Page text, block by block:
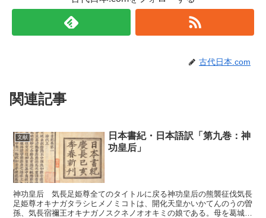
古代日本.com
関連記事
文献
日本書紀・日本語訳「第九巻：神
功皇后」
神功皇后 気長足姫尊全てのタイトルに戻る神功皇后の熊襲征伐気長
足姫尊オキナガタラシヒメノミコトは、開化天皇かいかてんのうの曽
孫、気長宿禰王オキナガノスクネノオオキミの娘である。母を葛城高